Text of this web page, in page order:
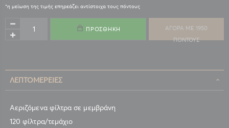
ΠΡΟΣΘΉΚΗ
ΑΓΟΡΑ ΜΕ 1950
ΠΟΝΤΟΥΣ
ΛΕΠΤΟΜΈΡΕΙΕΣ
Αεριζόμενα φίλτρα σε μεμβράνη
120 φίλτρα/τεμάχιο